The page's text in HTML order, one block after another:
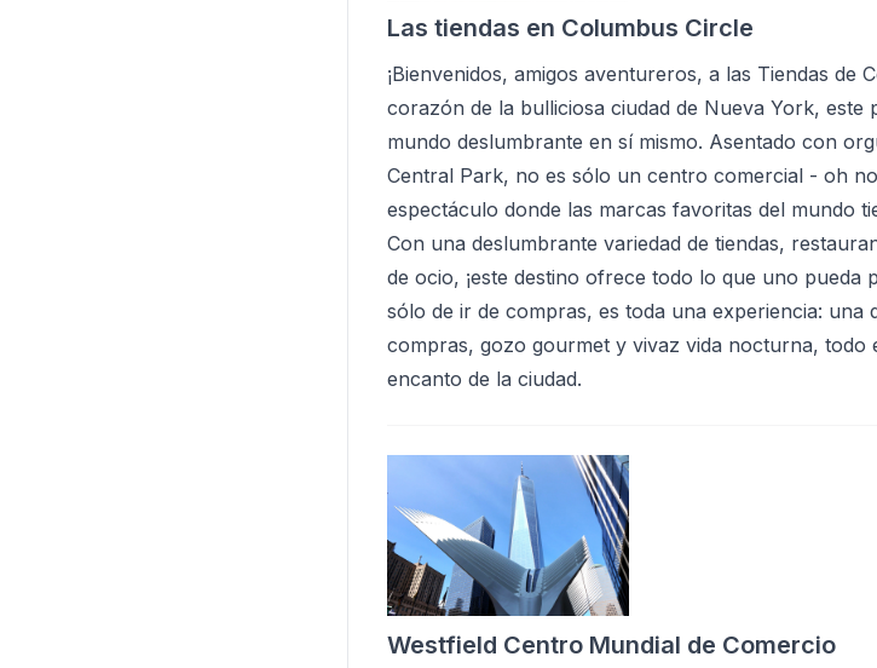
Las tiendas en Columbus Circle
¡Bienvenidos, amigos aventureros, a las Tiendas de
corazón de la bulliciosa ciudad de Nueva York, este
mundo deslumbrante en sí mismo. Asentado con
Central Park, no es sólo un centro comercial - oh
espectáculo donde las marcas favoritas del mundo
Con una deslumbrante variedad de tiendas,
de ocio, ¡este destino ofrece todo lo que uno pueda
sólo de ir de compras, es toda una experiencia: una
compras, gozo gourmet y vivaz vida nocturna, todo
encanto de la ciudad.
Westfield Centro Mundial de Comercio